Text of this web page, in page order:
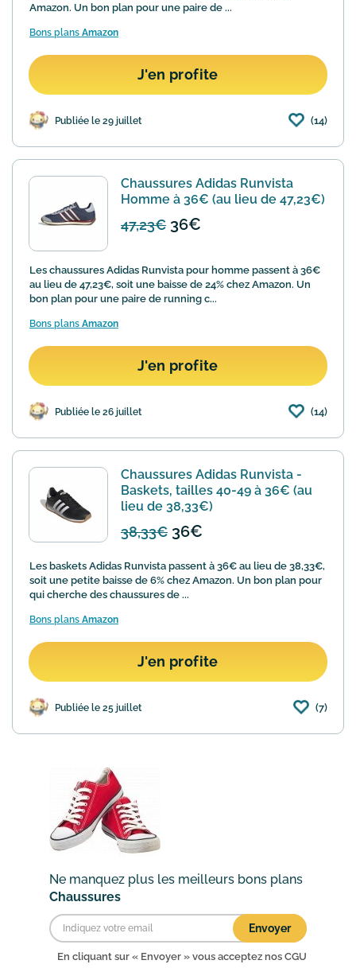
Amazon. Un bon plan pour une paire de ...
Bons plans Amazon
J'en profite
Publiée le 29 juillet (14)
Chaussures Adidas Runvista
Homme à 36€ (au lieu de 47,23€)
47,23€ 36€
Les chaussures Adidas Runvista pour homme passent à 36€
au lieu de 47,23€, soit une baisse de 24% chez Amazon. Un
bon plan pour une paire de running c...
Bons plans Amazon
J'en profite
Publiée le 26 juillet (14)
Chaussures Adidas Runvista -
Baskets, tailles 40-49 à 36€ (au
lieu de 38,33€)
38,33€ 36€
Les baskets Adidas Runvista passent à 36€ au lieu de 38,33€,
soit une petite baisse de 6% chez Amazon. Un bon plan pour
qui cherche des chaussures de ...
Bons plans Amazon
J'en profite
Publiée le 25 juillet (7)
Ne manquez plus les meilleurs bons plans
Chaussures
Envoyer
En cliquant sur « Envoyer » vous acceptez nos CGU